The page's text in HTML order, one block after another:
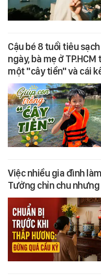
Cậu bé 8 tuổi tiêu
ngày, bà mẹ ở
một "cây tiền" và cái
Việc nhiều gia đình
Tưởng chỉn chu